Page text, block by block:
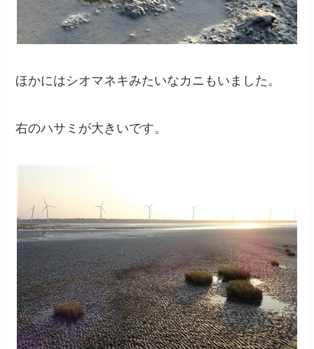
ほかにはシオマネキみたいなカニもいました。
右のハサミが大きいです。